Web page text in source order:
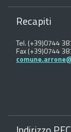
Recapiti
Tel. (+39)0744
Fax (+39)0744